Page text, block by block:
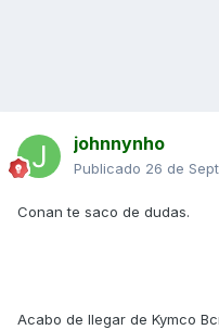
johnnynho
Publicado 26 de
Conan te saco de dudas.
Acabo de llegar de Kymco